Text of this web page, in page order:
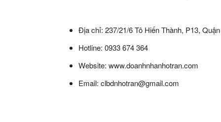
Địa chỉ: 237/21/6 Tô Hiến Thành, P13,
Hotline: 0933 674 364
Website: www.doanhnhanhotran.com
Email: clbdnhotran@gmail.com